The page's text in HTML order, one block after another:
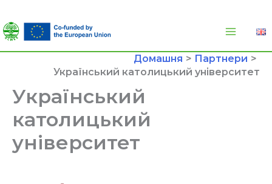
до
вмісту
Домашня
Партнери
Український католицький університет
Український
католицький
університет